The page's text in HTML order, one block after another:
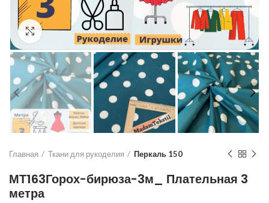
Увеличить
Главная Ткани для рукоделия Перкаль 150
МТ163Горох-бирюза-3м_ Плательная 3
метра